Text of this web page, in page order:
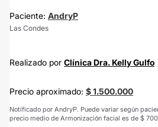
Paciente: AndryP
Las Condes
Realizado por Clínica Dra. Kelly Gulfo
Precio aproximado: $ 1.500.000
Notificado por AndryP. Puede variar según
precio medio de Armonización facial es de $